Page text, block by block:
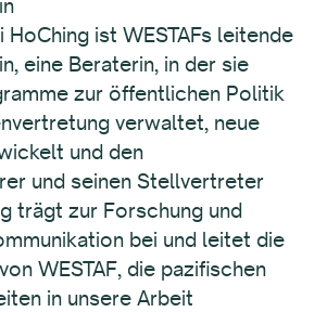
HoChing ist WESTAFs leitende
eine Beraterin, in der sie
zur öffentlichen Politik
verwaltet, neue
und den
und seinen Stellvertreter
trägt zur Forschung und
bei und leitet die
WESTAF, die pazifischen
in unsere Arbeit